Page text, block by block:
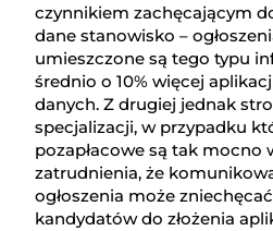
czynnikiem zachęcającym
dane stanowisko –
umieszczone są tego typu
średnio o 10% więcej
danych. Z drugiej jednak
specjalizacji, w przypadku
pozapłacowe są tak mocno
zatrudnienia, że
ogłoszenia może
kandydatów do złożenia